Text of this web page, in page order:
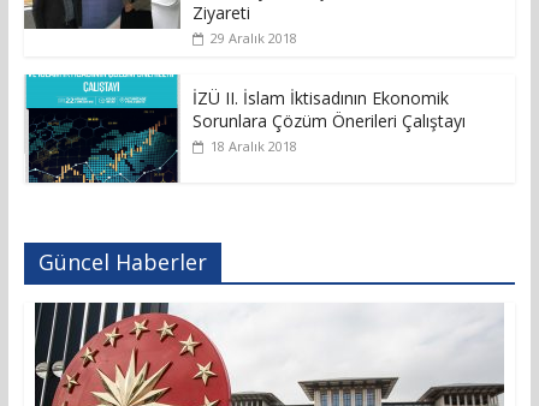
Ziyareti
29 Aralık 2018
İZÜ II. İslam İktisadının Ekonomik
Sorunlara Çözüm Önerileri Çalıştayı
18 Aralık 2018
Güncel Haberler